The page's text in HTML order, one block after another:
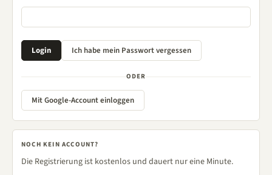
ODER
Mit Google-Account einloggen
NOCH KEIN ACCOUNT?
Die Registrierung ist kostenlos und dauert nur eine Minute.